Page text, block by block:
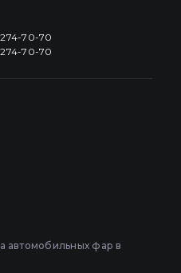
70-70
70-70
автомобильных фар в